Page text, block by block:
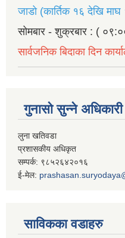
जाडो (कार्तिक १६ देखि
सोमबार - शुक्रबार : (
सार्वजनिक बिदाका दिन
गुनासो सुन्ने अधिकारी
लुना खतिवडा
प्रशासकीय अधिकृत
सम्पर्क: ९८५२६४२०१६
ई-मेल:
साविकका वडाहरु